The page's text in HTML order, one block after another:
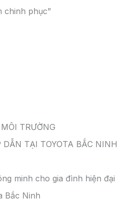
chinh phục”
TRƯỜNG
TẠI TOYOTA BẮC NINH
minh cho gia đình hiện đại
Bắc Ninh